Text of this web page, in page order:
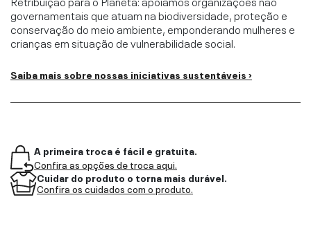
governamentais que atuam na biodiversidade, proteção e
conservação do meio ambiente, emponderando mulheres e
crianças em situação de vulnerabilidade social.
Saiba mais sobre nossas iniciativas sustentáveis ›
A primeira troca é fácil e gratuita.
Confira as opções de troca aqui.
Cuidar do produto o torna mais durável.
Confira os cuidados com o produto.